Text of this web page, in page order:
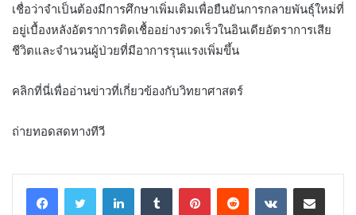
เชื่อว่าจำเป็นต้องมีการศึกษาเพิ่มเติมเพื่อยืนยันการกลายพันธุ์ใหม่ที่
อยู่เบื้องหลังอัตราการติดเชื้ออย่างรวดเร็วในอินเดียอัตราการเสีย
ชีวิตและจำนวนผู้ป่วยที่มีอาการรุนแรงเพิ่มขึ้น
คลิกที่นี่เพื่ออ่านข่าวที่เกี่ยวข้องกับวิทยาศาสตร์
ถ่ายทอดสดทางทีวี
LinkedInTumblr PinterestReddit VKontakteShare via Email